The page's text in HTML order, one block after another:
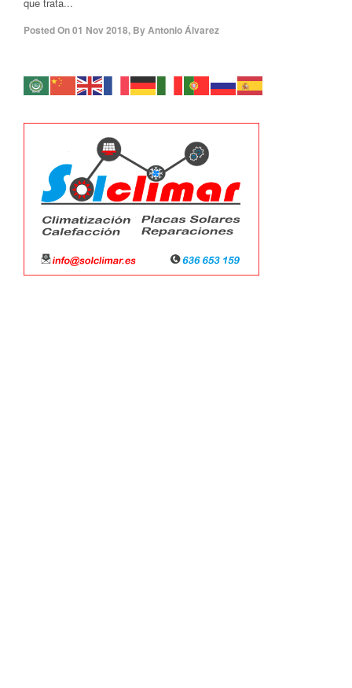
Posted On01 Nov 2018, ByAntonio Álvarez